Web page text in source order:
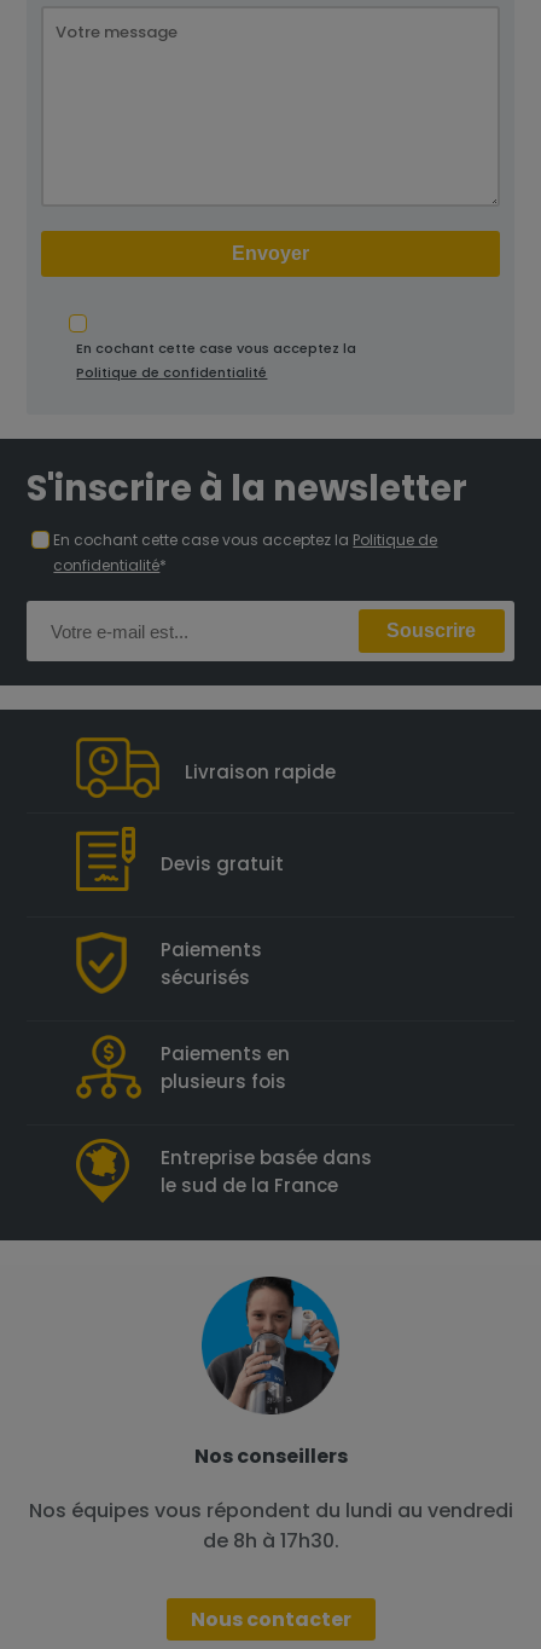
En cochant cette case vous acceptez la
Politique de confidentialité
S'inscrire à la newsletter
En cochant cette case vous acceptez la Politique de
confidentialité*
Livraison rapide
Devis gratuit
Paiements
sécurisés
Paiements en
plusieurs fois
Entreprise basée dans
le sud de la France
Nos conseillers
Nos équipes vous répondent du lundi au vendredi
de 8h à 17h30.
Nous contacter